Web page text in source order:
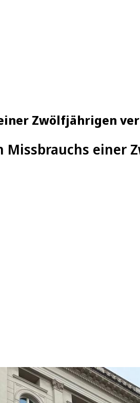
Zwölfjährigen
Missbrauchs einer